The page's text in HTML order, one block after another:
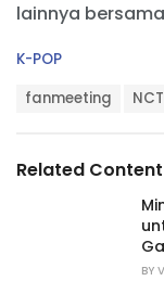
lainnya
C
r
K-POP
:
fanmeeting
Related Content
BY